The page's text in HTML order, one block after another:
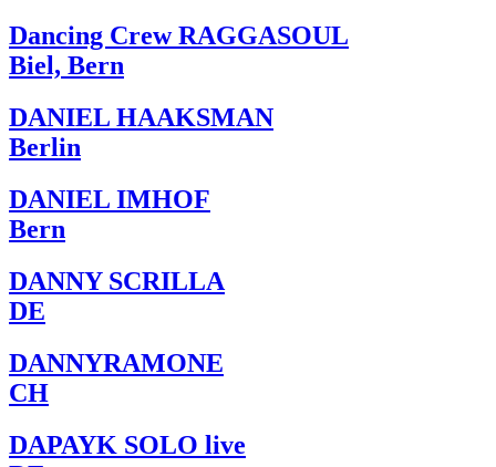
Dancing Crew RAGGASOUL
Biel, Bern
DANIEL HAAKSMAN
Berlin
DANIEL IMHOF
Bern
DANNY SCRILLA
DE
DANNYRAMONE
CH
DAPAYK SOLO live